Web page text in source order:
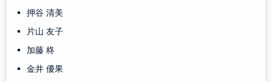
押谷 清美
片山 友子
加藤 柊
金井 優果